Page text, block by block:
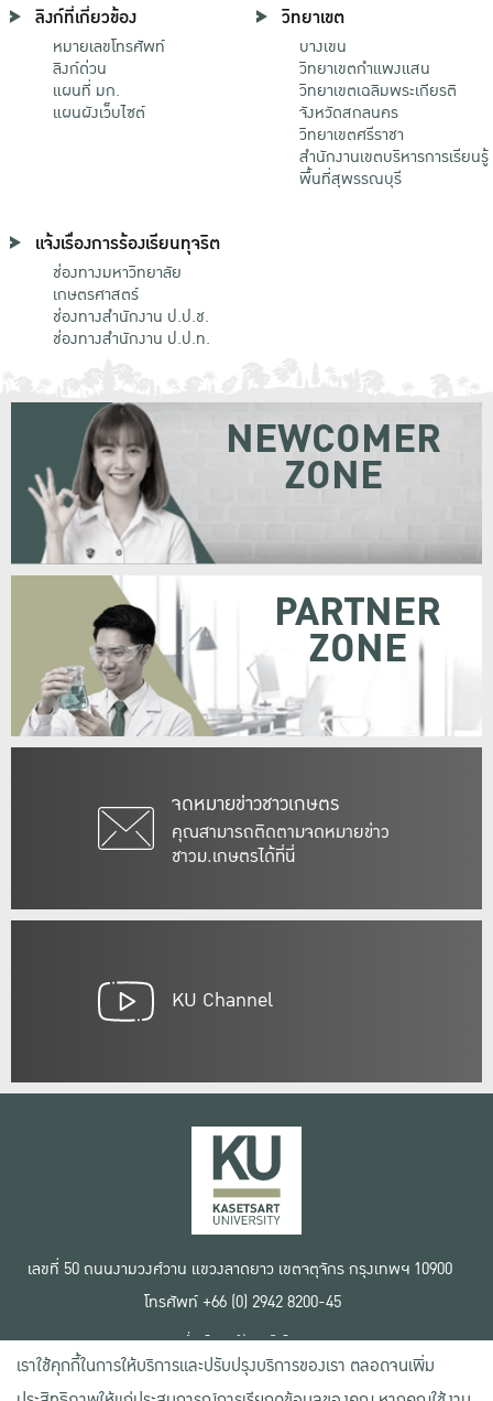
ลิงก์ที่เกี่ยวข้อง
หมายเลขโทรศัพท์
ลิงก์ด่วน
แผนที่ มก.
แผนผังเว็บไซต์
วิทยาเขต
บางเขน
วิทยาเขตกําแพงแสน
วิทยาเขตเฉลิมพระเกียรติ
จังหวัดสกลนคร
วิทยาเขตศรีราชา
สำนักงานเขตบริหารการเรียนรู้
พื้นที่สุพรรณบุรี
แจ้งเรื่องการร้องเรียนทุจริต
ช่องทางมหาวิทยาลัย
เกษตรศาสตร์
ช่องทางสำนักงาน ป.ป.ช.
ช่องทางสำนักงาน ป.ป.ท.
จดหมายข่าวชาวเกษตร
คุณสามารถติดตามจดหมายข่าว
ชาวม.เกษตรได้ที่นี่
NEWCOMER
ZONE
PARTNER
ZONE
KU Channel
เลขที่ 50 ถนนงามวงศ์วาน แขวงลาดยาว เขตจตุจักร กรุงเทพฯ 10900
โทรศัพท์ +66 (0) 2942 8200-45
เงื่อนไขการใช้งานเว็บไซต์
ข้อตกลงด้านสิทธิ์ใช้งาน
นโยบายความเป็นส่วนตัว
เราใช้คุกกี้ในการให้บริการและปรับปรุงบริการของเรา ตลอดจนเพิ่ม